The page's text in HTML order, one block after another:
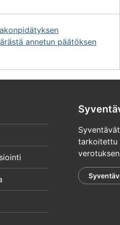
annetun päätöksen
tarkoitettu